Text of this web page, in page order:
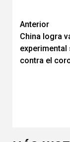
de
Anterior
China logra
experimental
contra el